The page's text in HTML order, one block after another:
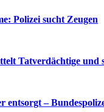
Polizei sucht Zeugen
Tatverdächtige und
–